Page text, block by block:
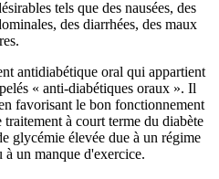
tels que des nausées, des
des diarrhées, des maux
antidiabétique oral qui appartient
« anti-diabétiques oraux ». Il
favorisant le bon fonctionnement
à court terme du diabète
glycémie élevée due à un régime
un manque d'exercice.